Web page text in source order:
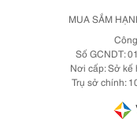
MUA SẮM
Số GCNDT:
Nơi cấp: Sở kế
Trụ sở chính: